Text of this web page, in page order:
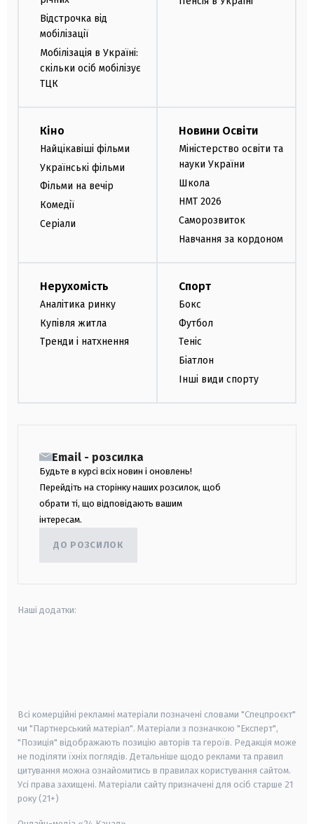
Відстрочка від
мобілізації
Мобілізація в Україні:
скільки осіб мобілізує
ТЦК
Кіно
Найцікавіші фільми
Українські фільми
Фільми на вечір
Комедії
Серіали
Новини Освіти
Міністерство освіти та
науки України
Школа
НМТ 2026
Саморозвиток
Навчання за кордоном
Нерухомість
Аналітика ринку
Купівля житла
Тренди і натхнення
Спорт
Бокс
Футбол
Теніс
Біатлон
Інші види спорту
Email - розсилка
Будьте в курсі всіх новин і оновлень!
Перейдіть на сторінку наших розсилок, щоб
обрати ті, що відповідають вашим
інтересам.
ДО РОЗСИЛОК
Наші додатки:
Всі комерційні рекламні матеріали позначені словами "Спецпроєкт"
чи "Партнерський матеріал". Матеріали з позначкою "Експерт",
"Позиція" відображають позицію авторів та героїв. Редакція може
не поділяти їхніх поглядів. Детальніше щодо реклами та правил
цитування можна ознайомитись в правилах користування сайтом.
Усі права захищені. Матеріали сайту призначені для осіб старше 21
року (21+)